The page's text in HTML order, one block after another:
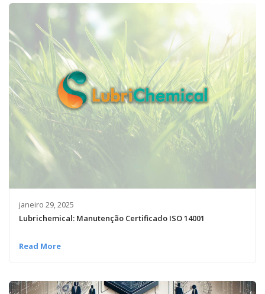
janeiro 29, 2025
Lubrichemical: Manutenção Certificado ISO 14001
Read More